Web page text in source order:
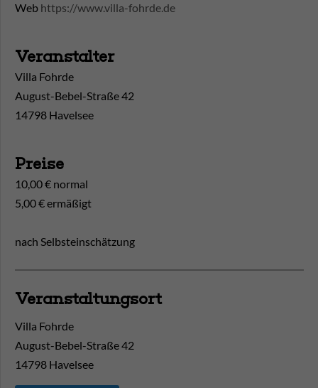
Web https://www.villa-fohrde.de
Veranstalter
Villa Fohrde
August-Bebel-Straße 42
14798 Havelsee
Preise
10,00 € normal
5,00 € ermäßigt
nach Selbsteinschätzung
Veranstaltungsort
Villa Fohrde
August-Bebel-Straße 42
14798 Havelsee